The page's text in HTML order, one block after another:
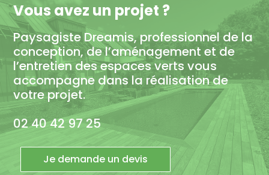
Vous avez un projet ?
Paysagiste Dreamis, professionnel de la
conception, de l’aménagement et de
l’entretien des espaces verts vous
accompagne dans la réalisation de
votre projet.
02 40 42 97 25
Je demande un devis